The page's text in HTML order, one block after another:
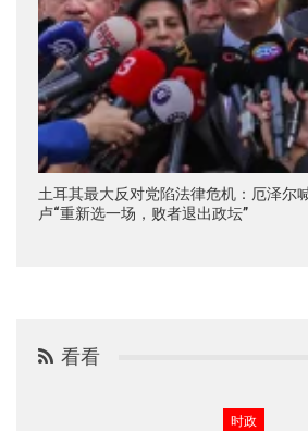
土耳其最大反对党陷法律危机：厄泽尔
卢“重新选一场，败者退出政坛”
看看
时政